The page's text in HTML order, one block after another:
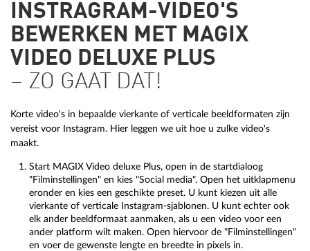
INSTRAGRAM-VIDEO'S
BEWERKEN MET MAGIX
VIDEO DELUXE PLUS
– ZO GAAT DAT!
Korte video's in bepaalde vierkante of verticale beeldformaten zijn
vereist voor Instagram. Hier leggen we uit hoe u zulke video's
maakt.
Start MAGIX Video deluxe Plus, open in de startdialoog
"Filminstellingen" en kies "Social media". Open het uitklapmenu
eronder en kies een geschikte preset. U kunt kiezen uit alle
vierkante of verticale Instagram-sjablonen. U kunt echter ook
elk ander beeldformaat aanmaken, als u een video voor een
ander platform wilt maken. Open hiervoor de "Filminstellingen"
en voer de gewenste lengte en breedte in pixels in.